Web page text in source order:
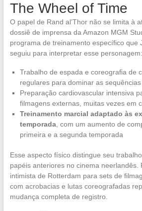
The Wheel of Time
O papel de Rand al’Thor não se limita à
dossiê de imprensa da Amazon MGM
programa de treinamento específico que
seguiu para interpretar esse personagem:
Trabalho de espada e coreografia de
regulares para dominar as
Preparação cardiovascular intensiva
filmagens externas, muitas vezes em
Treinamento marcial adaptado às
temporada, com um aumento de
primeira e a segunda temporada
Esse aspecto físico distingue seu
papéis anteriores no cinema neerlandês.
intimista de Rotterdam para sets de
com acrobacias e lutas coreografadas
mudança completa de registro.